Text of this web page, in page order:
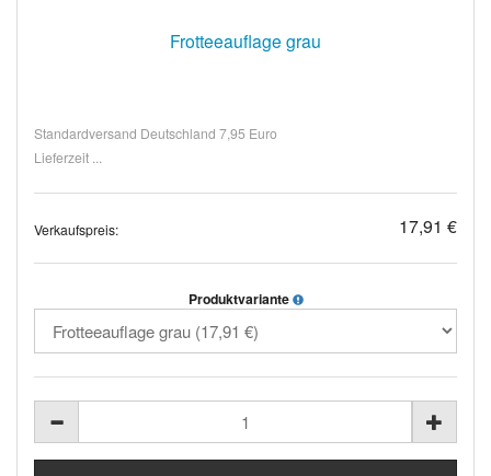
Frotteeauflage grau
Standardversand Deutschland 7,95 Euro
Lieferzeit ...
Verkaufspreis: 17,91 €
Produktvariante